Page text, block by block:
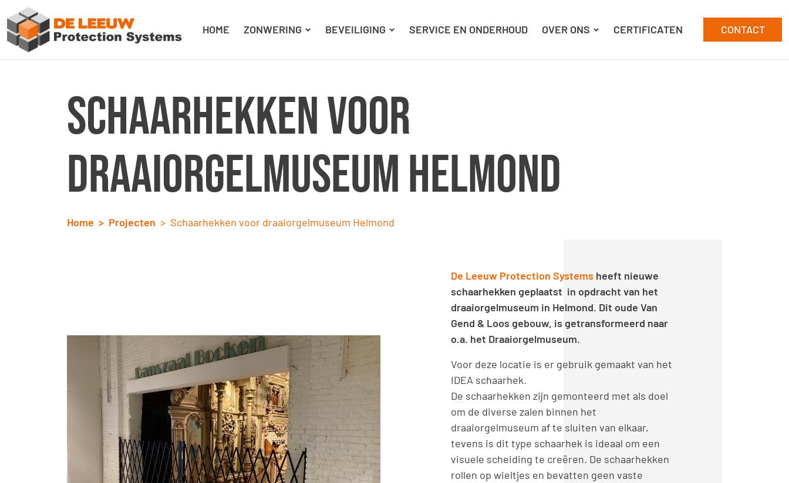
HOME
ZONWERING BEVEILIGING SERVICE EN ONDERHOUD OVER ONS CERTIFICATEN CONTACT
Schaarhekken voor
draaiorgelmuseum Helmond
Home Projecten Schaarhekken voor draaiorgelmuseum Helmond
De Leeuw Protection Systems heeft nieuwe
schaarhekken geplaatst in opdracht van het
draaiorgelmuseum in Helmond. Dit oude Van
Gend & Loos gebouw, is getransformeerd naar
o.a. het Draaiorgelmuseum.
Voor deze locatie is er gebruik gemaakt van het
IDEA schaarhek.
De schaarhekken zijn gemonteerd met als doel
om de diverse zalen binnen het
draaiorgelmuseum af te sluiten van elkaar,
tevens is dit type schaarhek is ideaal om een
visuele scheiding te creëren. De schaarhekken
rollen op wieltjes en bevatten geen vaste